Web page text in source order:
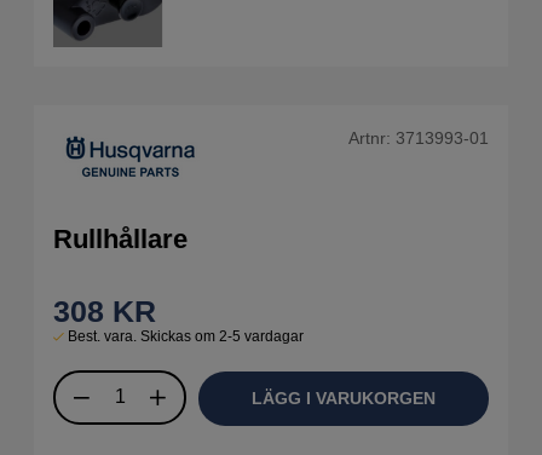
Artnr: 3713993-01
Rullhållare
308 KR
Best. vara. Skickas om 2-5 vardagar
LÄGG I VARUKORGEN